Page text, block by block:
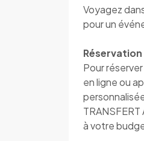
Voyagez
pour un
Pour
en ligne ou
à votre